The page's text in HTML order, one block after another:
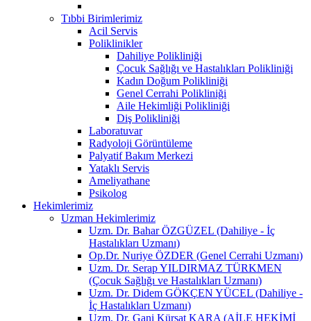
Tıbbi Birimlerimiz
Acil Servis
Poliklinikler
Dahiliye Polikliniği
Çocuk Sağlığı ve Hastalıkları Polikliniği
Kadın Doğum Polikliniği
Genel Cerrahi Polikliniği
Aile Hekimliği Polikliniği
Diş Polikliniği
Laboratuvar
Radyoloji Görüntüleme
Palyatif Bakım Merkezi
Yataklı Servis
Ameliyathane
Psikolog
Hekimlerimiz
Uzman Hekimlerimiz
Uzm. Dr. Bahar ÖZGÜZEL (Dahiliye - İç
Hastalıkları Uzmanı)
Op.Dr. Nuriye ÖZDER (Genel Cerrahi Uzmanı)
Uzm. Dr. Serap YILDIRMAZ TÜRKMEN
(Çocuk Sağlığı ve Hastalıkları Uzmanı)
Uzm. Dr. Didem GÖKÇEN YÜCEL (Dahiliye -
İç Hastalıkları Uzmanı)
Uzm. Dr. Gani Kürşat KARA (AİLE HEKİMİ